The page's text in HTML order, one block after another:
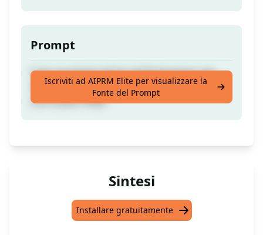
Prompt
Crea una Forte Lettera di Motivazione per
l'Ammissione Universitaria con il Tuo
Curriculum Vitae.
Iscriviti ad AIPRM Elite per visualizzare la
Fonte del Prompt
Sintesi
Installare gratuitamente